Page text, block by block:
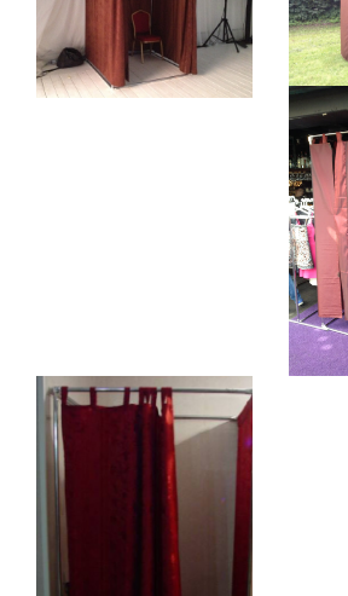
Объемные кубы
Изготовление табличек
Широкоформатная печать и изделия
Оформление мероприятия баннерами
Оформление выставочного стенда
Оформление зоны регистрации
Декор и декорирование
УДОБНЫЕ ПОДБОРКИ:
Аренда стендов